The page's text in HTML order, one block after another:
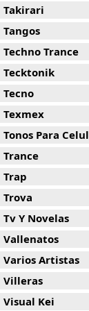
Takirari
Tangos
Techno Trance
Tecktonik
Tecno
Texmex
Tonos Para Celulares
Trance
Trap
Trova
Tv Y Novelas
Vallenatos
Varios Artistas
Villeras
Visual Kei